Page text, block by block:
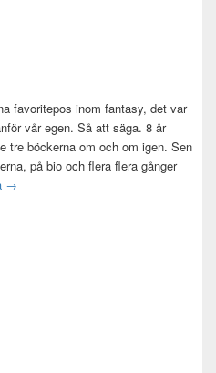
favoritepos inom fantasy, det var
vår egen. Så att säga. 8 år
tre böckerna om och om igen. Sen
på bio och flera flera gånger
Sagan om ringen-maraton
→